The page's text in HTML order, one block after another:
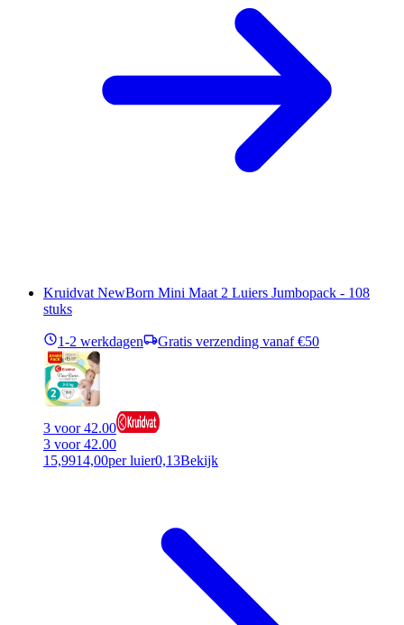
Kruidvat NewBorn Mini Maat 2 Luiers Jumbopack - 108
stuks
1-2 werkdagen Gratis verzending vanaf €50
3 voor 42.00
3 voor 42.00
15,9914,00per luier0,13Bekijk